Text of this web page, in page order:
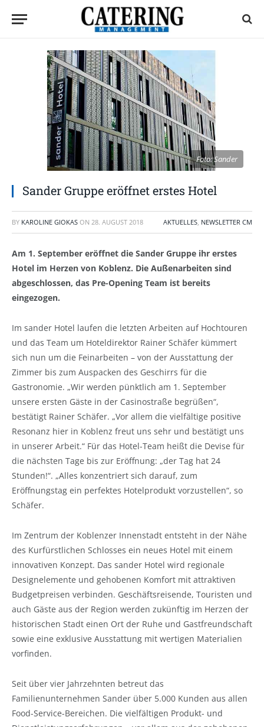
Foto: Sander
Sander Gruppe eröffnet erstes Hotel
BY KAROLINE GIOKAS ON 28. AUGUST 2018 AKTUELLES, NEWSLETTER CM
Am 1. September eröffnet die Sander Gruppe ihr erstes
Hotel im Herzen von Koblenz. Die Außenarbeiten sind
abgeschlossen, das Pre-Opening Team ist bereits
eingezogen.
Im sander Hotel laufen die letzten Arbeiten auf Hochtouren
und das Team um Hoteldirektor Rainer Schäfer kümmert
sich nun um die Feinarbeiten – von der Ausstattung der
Zimmer bis zum Auspacken des Geschirrs für die
Gastronomie. „Wir werden pünktlich am 1. September
unsere ersten Gäste in der Casinostraße begrüßen“,
bestätigt Rainer Schäfer. „Vor allem die vielfältige positive
Resonanz hier in Koblenz freut uns sehr und bestätigt uns
in unserer Arbeit.“ Für das Hotel-Team heißt die Devise für
die nächsten Tage bis zur Eröffnung: „der Tag hat 24
Stunden!“. „Alles konzentriert sich darauf, zum
Eröffnungstag ein perfektes Hotelprodukt vorzustellen“, so
Schäfer.
Im Zentrum der Koblenzer Innenstadt entsteht in der Nähe
des Kurfürstlichen Schlosses ein neues Hotel mit einem
innovativen Konzept. Das sander Hotel wird regionale
Designelemente und gehobenen Komfort mit attraktiven
Budgetpreisen verbinden. Geschäftsreisende, Touristen und
auch Gäste aus der Region werden zukünftig im Herzen der
historischen Stadt einen Ort der Ruhe und Gastfreundschaft
sowie eine exklusive Ausstattung mit wertigen Materialien
vorfinden.
Seit über vier Jahrzehnten betreut das
Familienunternehmen Sander über 5.000 Kunden aus allen
Food-Service-Bereichen. Die vielfältigen Produkt- und